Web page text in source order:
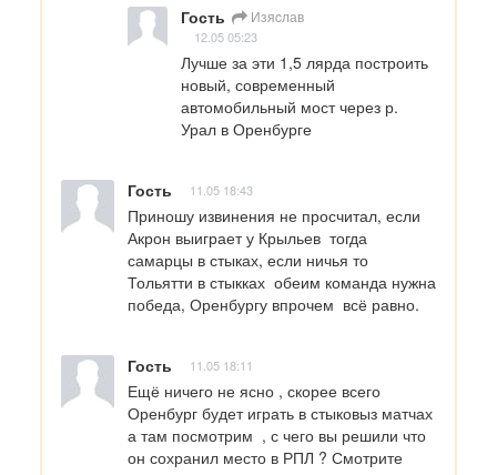
Гость Изяcлав
12.05 05:23
Лучше за эти 1,5 лярда построить
новый, современный
автомобильный мост через р.
Урал в Оренбурге
Гость 11.05 18:43
Приношу извинения не просчитал, если
Акрон выиграет у Крыльев  тогда
самарцы в стыках, если ничья то
Тольятти в стыкках  обеим команда нужна
победа, Оренбургу впрочем  всё равно.
Гость 11.05 18:11
Ещё ничего не ясно , скорее всего
Оренбург будет играть в стыковыз матчах
а там посмотрим  , с чего вы решили что
он сохранил место в РПЛ ? Смотрите